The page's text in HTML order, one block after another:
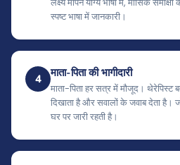
स्पष्ट भाषा में जानकारी।
4 माता-पिता की भागीदारी
माता-पिता हर सत्र में मौजूद। थेरेपिस्ट
दिखाता है और सवालों के जवाब देता है।
घर पर जारी रहती है।